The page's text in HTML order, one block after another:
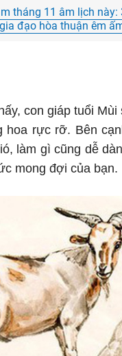
tháng 11 âm lịch
đạo hòa thuận êm
con giáp tuổi
hoa rực rỡ. Bên
làm gì cũng dễ
mong đợi của bạn.